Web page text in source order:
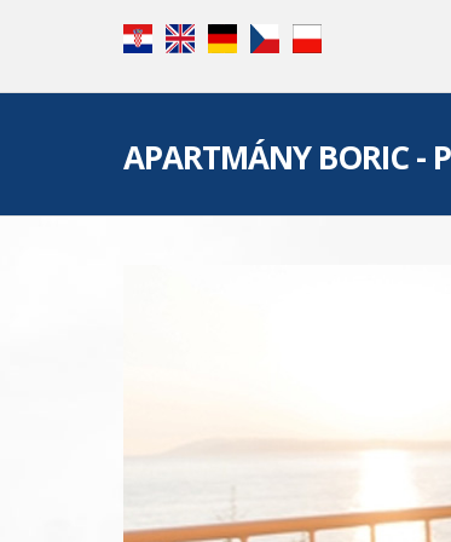
APARTMÁNY BORIC -